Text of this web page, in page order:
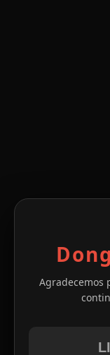
Agradecemos